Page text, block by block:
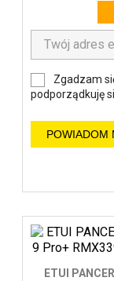
Zgadzam
podporządkuję
POWIADOM
ETUI